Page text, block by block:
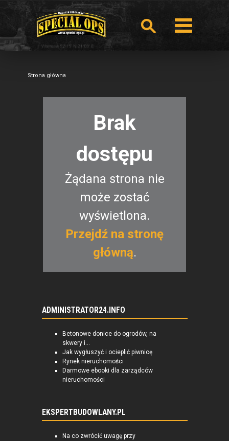
Strona główna
Brak
dostępu
Żądana strona nie
może zostać
wyświetlona.
Przejdź na stronę
główną.
ADMINISTRATOR24.INFO
Betonowe donice do ogrodów, na
skwery i...
Jak wygłuszyć i ocieplić piwnicę
Rynek nieruchomości
Darmowe ebooki dla zarządców
nieruchomości
EKSPERTBUDOWLANY.PL
Na co zwrócić uwagę przy